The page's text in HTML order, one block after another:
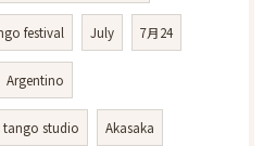
festival July 7月24
Argentino
tango studio Akasaka